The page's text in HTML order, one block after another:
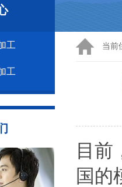
工
工
当前
目前
国的